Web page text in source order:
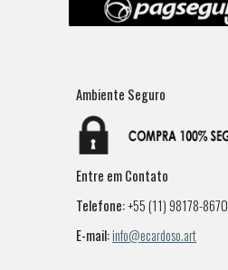
Ambiente Seguro
Entre em Contato
Telefone:+55 (11) 98178-8670
E-mail:info@ecardoso.art